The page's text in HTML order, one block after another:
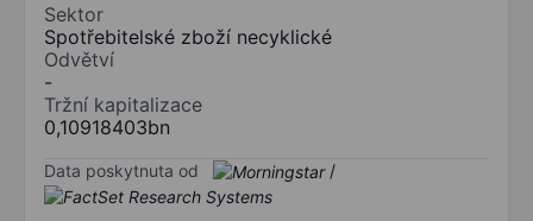
Sektor
Spotřebitelské zboží necyklické
Odvětví
-
Tržní kapitalizace
0,10918403bn
Data poskytnuta od /